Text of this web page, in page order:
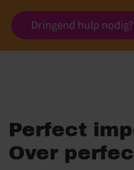
Dringend hulp nodig?
Perfect
Over